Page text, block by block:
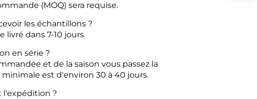
(MOQ) sera requise.
les échantillons ?
livré dans 7-10 jours
en série ?
et de la saison vous passez la
est d'environ 30 à 40 jours.
l'expédition ?